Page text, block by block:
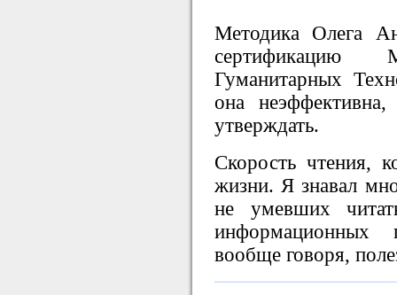
Методика Олега
сертификацию
Гуманитарных
она
утверждать.
Скорость чтения,
жизни. Я знавал
не умевших
информационных
вообще говоря,